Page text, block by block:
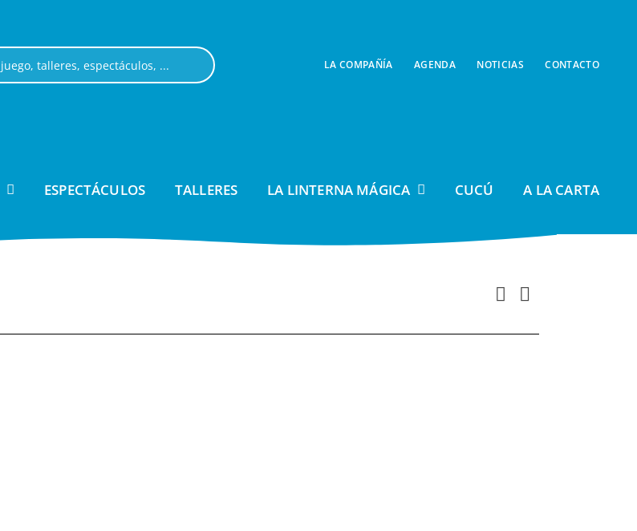
LA COMPAÑÍA AGENDA NOTICIAS CONTACTO
ESPECTÁCULOS TALLERES LA LINTERNA MÁGICA CUCÚ A LA CARTA
Navegación
de
BuscarNavegación
Día